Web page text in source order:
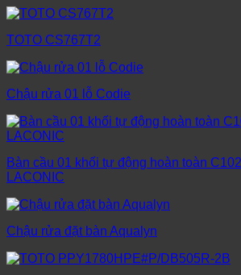
TOTO CS767T2
Chậu rửa 01 lỗ Codie
Bàn cầu 01 khối tự động hoàn toàn
LACONIC
Chậu rửa đặt bàn Aqualyn